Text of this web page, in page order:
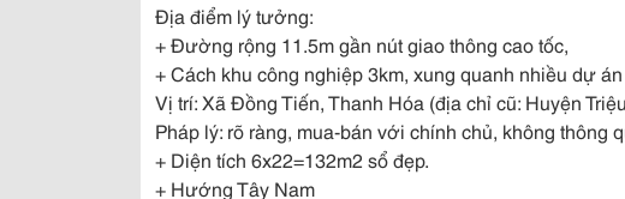
Địa điểm lý tưởng:
+ Đường rộng 11.5m gần nút giao thông cao tốc,
+ Cách khu công nghiệp 3km, xung quanh nhiều dự
Vị trí: Xã Đồng Tiến, Thanh Hóa (địa chỉ cũ: Huyện
Pháp lý: rõ ràng, mua-bán với chính chủ, không thông
+ Diện tích 6x22=132m2 sổ đẹp.
+ Hướng Tây Nam